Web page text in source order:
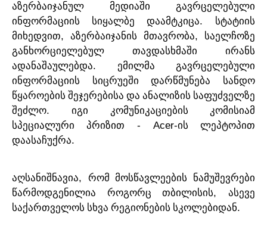
აზერბაიჯანულ
მედიაში
გავრცელებული
ინფორმაციის
სიყალბე დაამტკიცა. სტატიის
მიხედვით,აზერბაიჯანის მთავრობა, საელჩოზე
განხორციელებულ
თავდასხმაში
ირანს
ადანაშაულებდა. ემილმა
გავრცელებული
ინფორმაციის
სიცრუეში დარწმუნება
სანდო
წყაროების შეჯერებისა და ანალიზის საფუძველზე
შეძლო.იგი კომუნიკაციების
კომისიამ
სპეციალური
პრიზით - Acer-ის
ლეპტოპით
დაასაჩუქრა.
აღსანიშნავია, რომ მოსწავლეების
ნამუშევრები
წარმოდგენილია
როგორც თბილისის,ასევე
საქართველოს სხვა რეგიონების სკოლებიდან.